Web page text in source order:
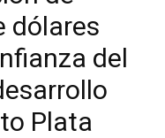
dólares
del
Plata